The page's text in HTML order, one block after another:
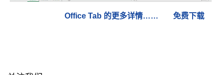
Office Tab 的更多详情…… 免费下载